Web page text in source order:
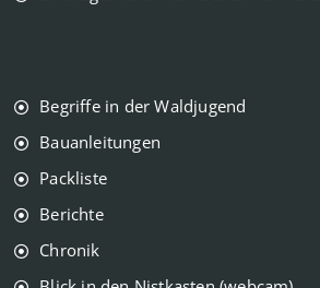
Begriffe in der Waldjugend
Bauanleitungen
Packliste
Berichte
Chronik